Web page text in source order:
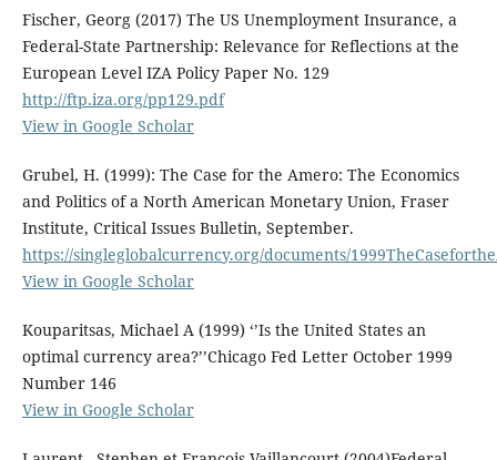
Fischer, Georg (2017) The US Unemployment Insurance, a
Federal-State Partnership: Relevance for Reflections at the
European Level IZA Policy Paper No. 129
http://ftp.iza.org/pp129.pdf
View in Google Scholar
Grubel, H. (1999): The Case for the Amero: The Economics
and Politics of a North American Monetary Union, Fraser
Institute, Critical Issues Bulletin, September.
https://singleglobalcurrency.org/documents/
View in Google Scholar
Kouparitsas, Michael A (1999) ‘’Is the United States an
optimal currency area?’’Chicago Fed Letter October 1999
Number 146
View in Google Scholar